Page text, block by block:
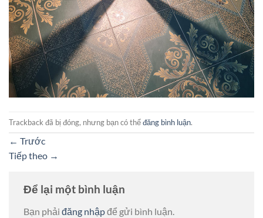
Trackback đã bị đóng, nhưng bạn có thểđăng bình luận.
← Trước
Tiếp theo →
Để lại một bình luận
Bạn phải đăng nhậpđể gửi bình luận.